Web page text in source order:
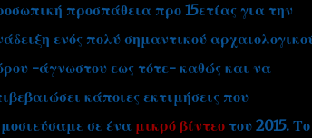
προσπάθεια προ 15ετίας για την
ενός πολύ σημαντικού
-άγνωστου εως τότε- καθώς και να
κάποιες εκτιμήσεις που
σε ένα μικρό βίντεοτου 2015. Το